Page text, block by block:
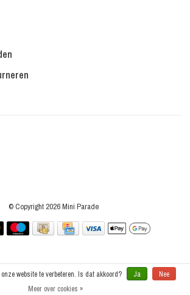
© Copyright 2026 Mini Parade
website te verbeteren. Is dat akkoord? Ja
Nee
Meer over cookies »